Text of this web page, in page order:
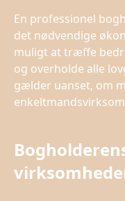
En professionel
det nødvendige
muligt at træffe
og overholde alle
gælder uanset, om